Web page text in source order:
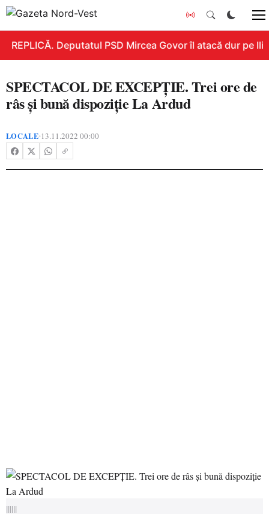
REPLICĂ. Deputatul PSD Mircea Govor îl atacă dur pe
SPECTACOL DE EXCEPȚIE. Trei ore de
râs și bună dispoziție La Ardud
LOCALE•13.11.2022 00:00
||||||